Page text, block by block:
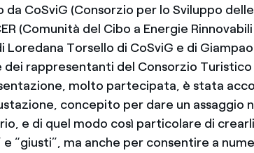
da CoSviG (Consorzio per lo Sviluppo
(Comunità del Cibo a Energie
Torsello di CoSviG e di
dei rappresentanti del Consorzio
molto partecipata, è stata
concepito per dare un assaggio
e di quel modo così particolare di
e “giusti”, ma anche per consentire a